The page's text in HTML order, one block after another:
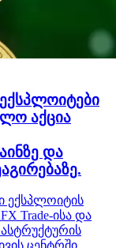
ექსპლოიტები
აქცია
და
ექსპლოიტის
Trade-ისა და